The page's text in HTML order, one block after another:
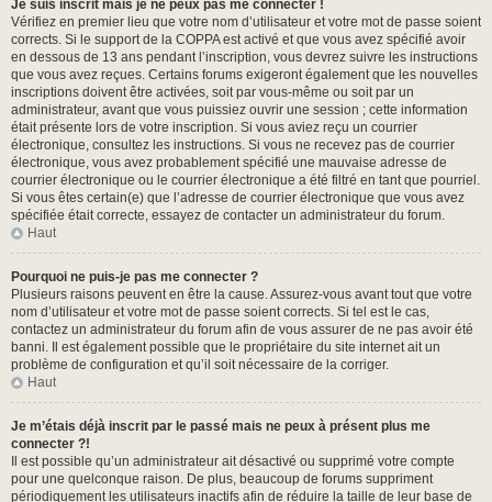
Je suis inscrit mais je ne peux pas me connecter !
Vérifiez en premier lieu que votre nom d’utilisateur et votre mot de passe soient
corrects. Si le support de la COPPA est activé et que vous avez spécifié avoir
en dessous de 13 ans pendant l’inscription, vous devrez suivre les instructions
que vous avez reçues. Certains forums exigeront également que les nouvelles
inscriptions doivent être activées, soit par vous-même ou soit par un
administrateur, avant que vous puissiez ouvrir une session ; cette information
était présente lors de votre inscription. Si vous aviez reçu un courrier
électronique, consultez les instructions. Si vous ne recevez pas de courrier
électronique, vous avez probablement spécifié une mauvaise adresse de
courrier électronique ou le courrier électronique a été filtré en tant que pourriel.
Si vous êtes certain(e) que l’adresse de courrier électronique que vous avez
spécifiée était correcte, essayez de contacter un administrateur du forum.
Haut
Pourquoi ne puis-je pas me connecter ?
Plusieurs raisons peuvent en être la cause. Assurez-vous avant tout que votre
nom d’utilisateur et votre mot de passe soient corrects. Si tel est le cas,
contactez un administrateur du forum afin de vous assurer de ne pas avoir été
banni. Il est également possible que le propriétaire du site internet ait un
problème de configuration et qu’il soit nécessaire de la corriger.
Haut
Je m’étais déjà inscrit par le passé mais ne peux à présent plus me
connecter ?!
Il est possible qu’un administrateur ait désactivé ou supprimé votre compte
pour une quelconque raison. De plus, beaucoup de forums suppriment
périodiquement les utilisateurs inactifs afin de réduire la taille de leur base de